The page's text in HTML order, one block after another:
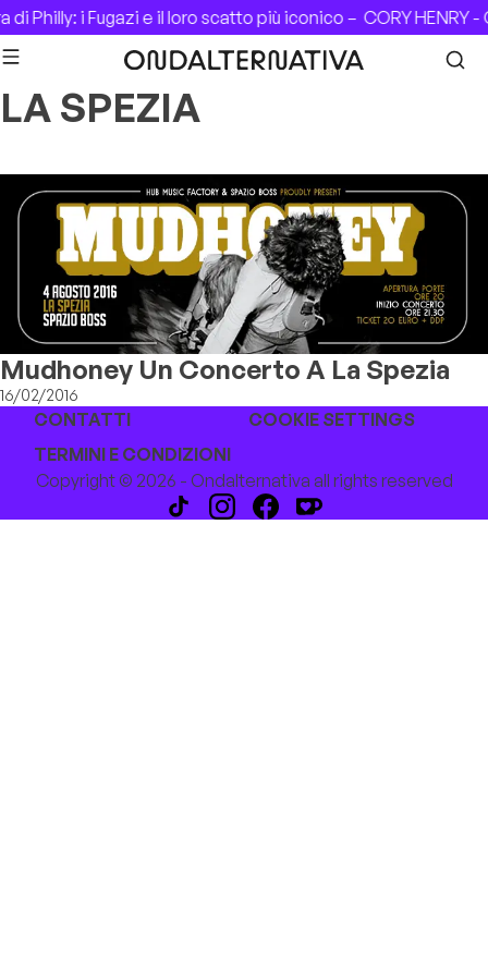
Skip to content
Philly: i Fugazi e il loro scatto più iconico – CORY HENRY
LA SPEZIA
Mudhoney Un Concerto A La Spezia
16/02/2016
CONTATTI
COOKIE SETTINGS
TERMINI E CONDIZIONI
Copyright © 2026 - Ondalternativa all rights reserved